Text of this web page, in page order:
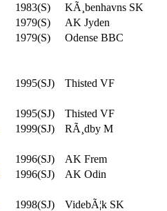
1983(S)
KÃ¸benhavns SK
1979(S)
AK Jyden
1979(S)
Odense BBC
1995(SJ)
Thisted VF
1995(SJ)
Thisted VF
1999(SJ)
RÃ¸dby M
1996(SJ)
AK Frem
1996(SJ)
AK Odin
1998(SJ)
VidebÃ¦k SK